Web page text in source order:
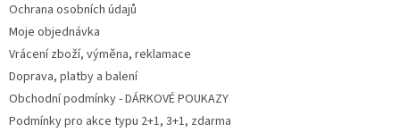
Ochrana osobních údajů
Moje objednávka
Vrácení zboží, výměna, reklamace
Doprava, platby a balení
Obchodní podmínky - DÁRKOVÉ POUKAZY
Podmínky pro akce typu 2+1, 3+1, zdarma